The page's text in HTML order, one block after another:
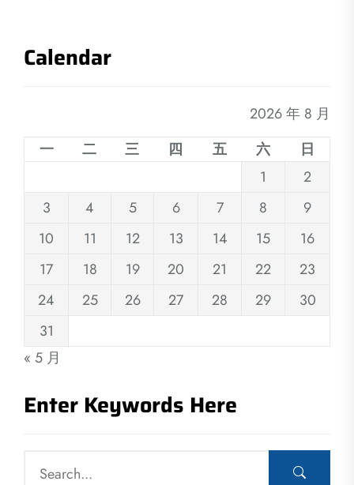
Calendar
2026 年 8 月
一
二 三 四 五 六
日
1
2
3
4 5 6 7 8
9
10
11 12 13 14 15
16
17
18 19 20 21 22
23
24
25 26 27 28 29
30
31
« 5 月
Enter Keywords Here